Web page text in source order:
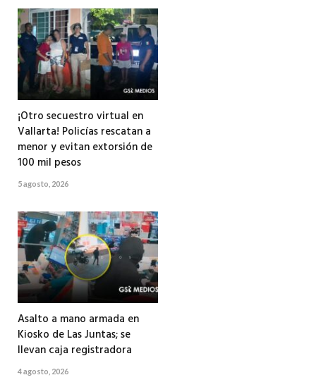
¡Otro secuestro virtual en
Vallarta! Policías rescatan a
menor y evitan extorsión de
100 mil pesos
5 agosto, 2026
Asalto a mano armada en
Kiosko de Las Juntas; se
llevan caja registradora
4 agosto, 2026